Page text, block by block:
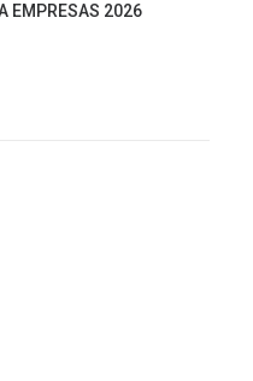
EMPRESAS 2026